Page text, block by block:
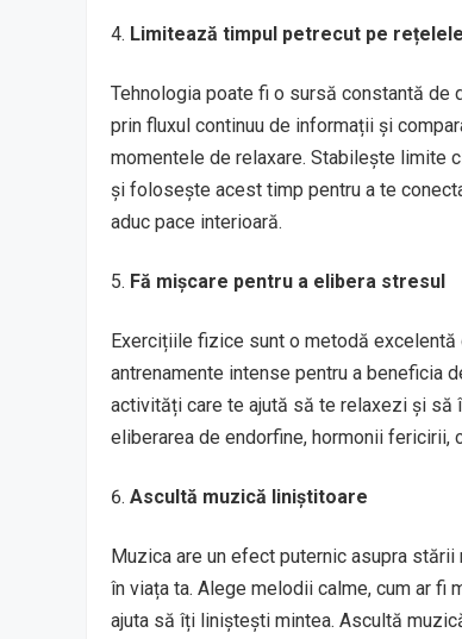
Limitează timpul petrecut pe
Tehnologia poate fi o sursă constantă
prin fluxul continuu de informații și
momentele de relaxare. Stabilește limite
și folosește acest timp pentru a te
aduc pace interioară.
Fă mișcare pentru a elibera stresul
Exercițiile fizice sunt o metodă
antrenamente intense pentru a beneficia
activități care te ajută să te relaxezi și
eliberarea de endorfine, hormonii
Ascultă muzică liniștitoare
Muzica are un efect puternic asupra
în viața ta. Alege melodii calme, cum ar fi
ajuta să îți liniștești mintea. Ascultă